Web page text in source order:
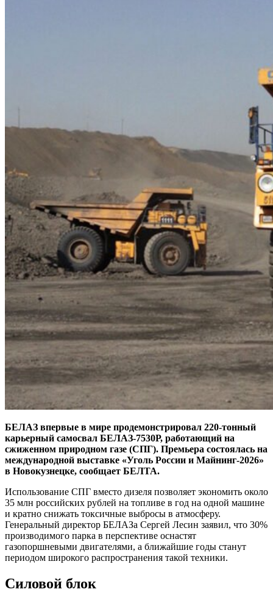
БЕЛАЗ впервые в мире продемонстрировал 220-тонный
карьерный самосвал БЕЛАЗ-7530Р, работающий на
сжиженном природном газе (СПГ). Премьера состоялась на
международной выставке «Уголь России и Майнинг-2026»
в Новокузнецке, сообщает БЕЛТА.
Использование СПГ вместо дизеля позволяет экономить около
35 млн российских рублей на топливе в год на одной машине
и кратно снижать токсичные выбросы в атмосферу.
Генеральный директор БЕЛАЗа Сергей Лесин заявил, что 30%
производимого парка в перспективе оснастят
газопоршневыми двигателями, а ближайшие годы станут
периодом широкого распространения такой техники.
Силовой блок